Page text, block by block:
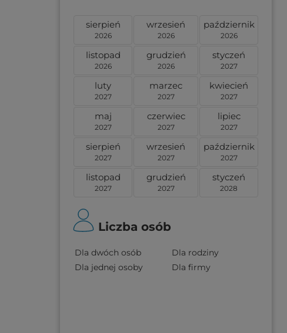
sierpień
2026
wrzesień
2026
październik
2026
listopad
2026
grudzień
2026
styczeń
2027
luty
2027
marzec
2027
kwiecień
2027
maj
2027
czerwiec
2027
lipiec
2027
sierpień
2027
wrzesień
2027
październik
2027
listopad
2027
grudzień
2027
styczeń
2028
Liczba osób
Dla dwóch osób
Dla rodziny
Dla jednej osoby
Dla firmy